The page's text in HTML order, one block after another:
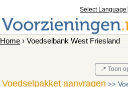
Select Language
Home › Voedselbank West Friesland
📍 Toon
Voedselpakket aanvragen >>